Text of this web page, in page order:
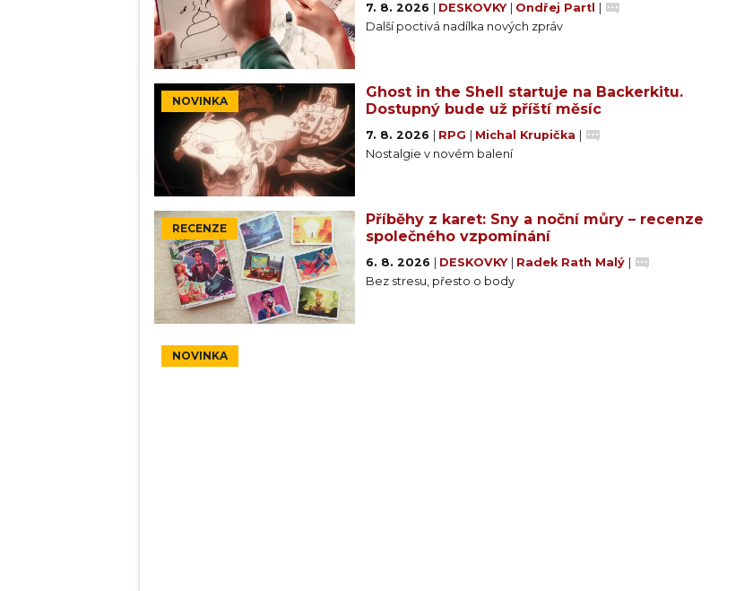
7. 8. 2026 DESKOVKY Ondřej Partl
Další poctivá nadílka nových zpráv
NOVINKA
Ghost in the Shell startuje na Backerkitu.
Dostupný bude už příští měsíc
7. 8. 2026 RPG Michal Krupička
Nostalgie v novém balení
RECENZE
Příběhy z karet: Sny a noční můry – recenze
společného vzpomínání
6. 8. 2026 DESKOVKY Radek Rath Malý
Bez stresu, přesto o body
NOVINKA